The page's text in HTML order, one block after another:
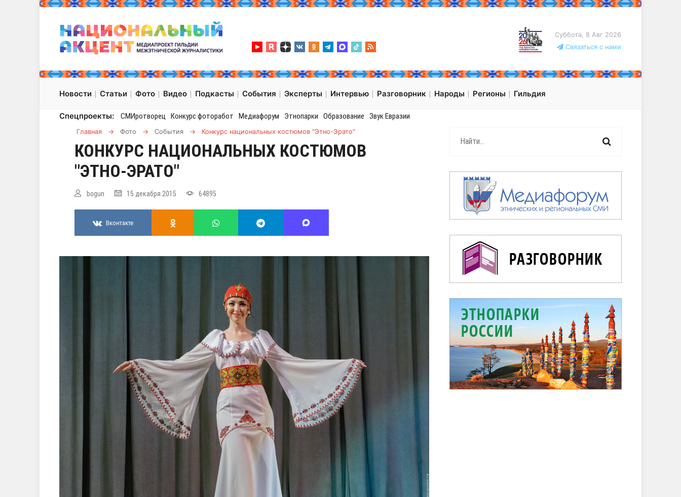
Суббота, 8 Авг 2026
Связаться с нами
Новости Статьи Фото Видео Подкасты События Эксперты Интервью Разговорник Народы Регионы Гильдия
Спецпроекты: СМИротворец Конкурс фоторабот Медиафорум Этнопарки Образование Звук Евразии
Главная → Фото → События → Конкурс национальных костюмов "Этно-Эрато"
КОНКУРС НАЦИОНАЛЬНЫХ КОСТЮМОВ
"ЭТНО-ЭРАТО"
bogun 15 декабря 2015 64895
Вконтакте